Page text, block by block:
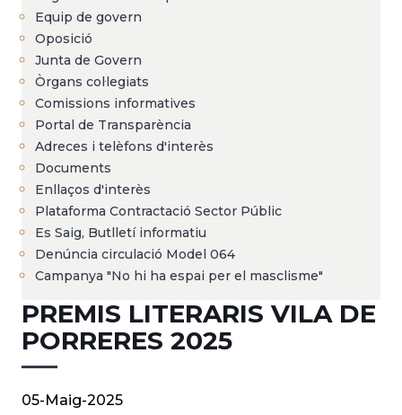
Equip de govern
Oposició
Junta de Govern
Òrgans col·legiats
Comissions informatives
Portal de Transparència
Adreces i telèfons d'interès
Documents
Enllaços d'interès
Plataforma Contractació Sector Públic
Es Saig, Butlletí informatiu
Denúncia circulació Model 064
Campanya "No hi ha espai per el masclisme"
PREMIS LITERARIS VILA DE
PORRERES 2025
05-Maig-2025